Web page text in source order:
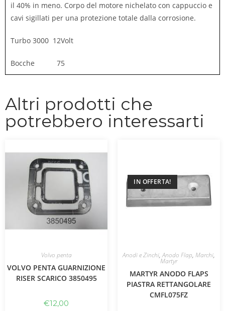
il 40% in meno. Corpo del motore nichelato con cappuccio e
cavi sigillati per una protezione totale dalla corrosione.
Turbo 3000 12Volt
Bocche 75
Altri prodotti che
potrebbero interessarti
Volvo penta
VOLVO PENTA GUARNIZIONE
RISER SCARICO 3850495
€12,00
IN OFFERTA!
Anodi e Zinchi,Anodo Flap, Marchi,
Martyr
MARTYR ANODO FLAPS
PIASTRA RETTANGOLARE
CMFL075FZ